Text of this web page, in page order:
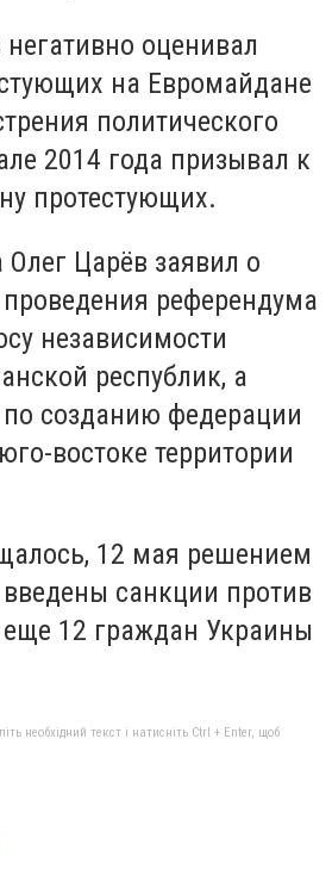
оценивал
на Евромайдане
политического
2014 года призывал к
протестующих.
Царёв заявил о
референдума
независимости
республик, а
созданию федерации
востоке территории
12 мая решением
санкции против
12 граждан Украины
необхідний текст і натисніть Ctrl + Enter, щоб